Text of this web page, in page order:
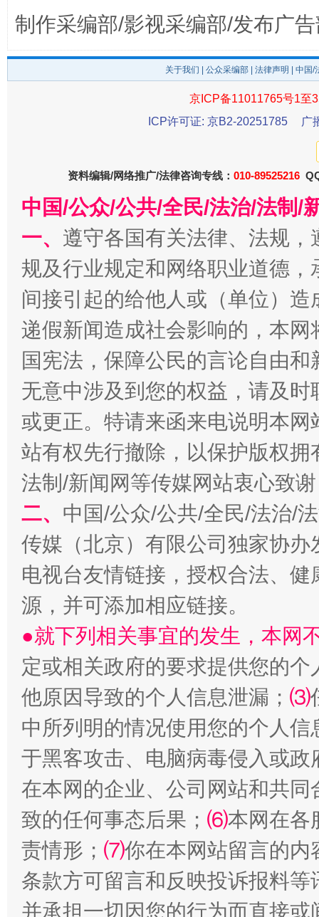
揭开“小金库”的免责幌子
受贿1.44亿！段成刚被判无期 从幼
全民健身五年计划来了！等你上场
阿坝州三大球赛在茂县开幕 规模
制作采编部/影视采编部/发布广
关于我们 公众采编部 法律声明 | 中国
京ICP备11011765号1至
ICP许可证: 京B2-20251785
广
资料编辑/网络推广/法律咨询专线： 010-89525216
中国/公众/公共/全民/法治/法制/
一、 遵守各国有关法律、法规
规及行业规定和网络职业道德
间接引起的给他人或（单位）
递假新闻造成社会影响的，本
国宪法，保障公民的言论自由
无意中涉及到您的权益，请及
或更正。特请来函来电说明本
站有权先行撤除，以保护版权
法制/新闻网等传媒网站衷心致
二、 中国/公众/公共/全民/法治/
传媒（北京）有限公司独家协
电视台友情链接，授权合法、
源，并可添加相应链接。
●就下列相关事宜的发生，本网
定或相关政府的要求提供您的个
他原因导致的个人信息泄漏； ⑶
中所列明的情况使用您的个人
于黑客攻击、电脑病毒侵入或
在本网的企业、公司网站和共
致的任何事态后果； ⑹本网在各
责情形； ⑺你在本网站留言的内
条款方可留言和反映投诉报料
并承担一切因您的行为而直接